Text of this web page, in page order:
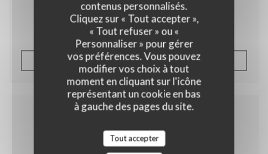
contenus personnalisés.
Cliquez sur « Tout accepter »,
« Tout refuser » ou «
Personnaliser » pour gérer
vos préférences. Vous pouvez
modifier vos choix à tout
moment en cliquant sur l'icône
représentant un cookie en bas
à gauche des pages du site.
Tout accepter
Le petit futé
LIRE L'ARTICLE((OUVRE UNE NOUVELLE